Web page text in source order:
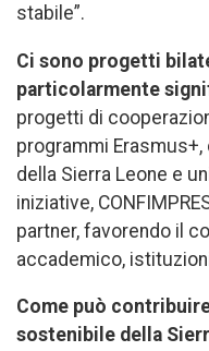
stabile”.
Ci sono progetti
particolarmente
progetti di
programmi
della Sierra Leone e
iniziative,
partner, favorendo il
accademico,
Come può
sostenibile della